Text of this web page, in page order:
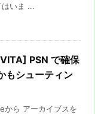
はいま ...
PSN で確保
もシューティン
から アーカイブスを